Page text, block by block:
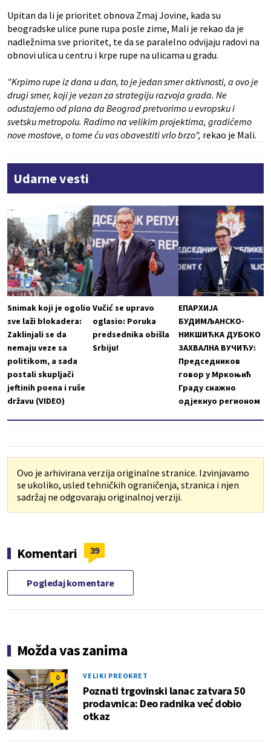
Upitan da li je prioritet obnova Zmaj Jovine, kada su
beogradske ulice pune rupa posle zime, Mali je rekao da je
nadležnima sve prioritet, te da se paralelno odvijaju radovi na
obnovi ulica u centru i krpe rupe na ulicama u gradu.
"Krpimo rupe iz dana u dan, to je jedan smer aktivnosti, a ovo je
drugi smer, koji je vezan za strategiju razvoja grada. Ne
odustajemo od plana da Beograd pretvorimo u evropsku i
svetsku metropolu. Radimo na velikim projektima, gradićemo
nove mostove, o tome ću vas obavestiti vrlo brzo", rekao je Mali.
Udarne vesti
Snimak koji je ogolio
sve laži blokadera:
Zaklinjali se da
nemaju veze sa
politikom, a sada
postali skupljači
jeftinih poena i ruše
državu (VIDEO)
Vučić se upravo
oglasio: Poruka
predsednika obišla
Srbiju!
ЕПАРХИЈА
БУДИМЉАНСКО-
НИКШИЋКА ДУБОКО
ЗАХВАЛНА ВУЧИЋУ:
Председников
говор у Мркоњић
Граду снажно
одјекнуо регионом
Ovo je arhivirana verzija originalne stranice. Izvinjavamo
se ukoliko, usled tehničkih ograničenja, stranica i njen
sadržaj ne odgovaraju originalnoj verziji.
Komentari 39
Pogledaj komentare
Možda vas zanima
0 VELIKI PREOKRET
Poznati trgovinski lanac zatvara 50
prodavnica: Deo radnika već dobio
otkaz